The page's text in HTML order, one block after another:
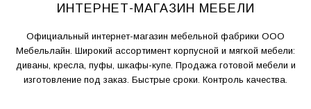
ИНТЕРНЕТ-МАГАЗИН МЕБЕЛИ
Официальный интернет-магазин мебельной фабрики ООО
Мебельлайн. Широкий ассортимент корпусной и мягкой мебели:
диваны, кресла, пуфы, шкафы-купе. Продажа готовой мебели и
изготовление под заказ. Быстрые сроки. Контроль качества.